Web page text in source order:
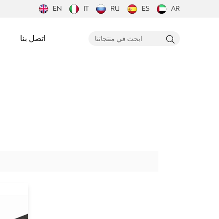
EN IT RU ES AR
اتصل بنا